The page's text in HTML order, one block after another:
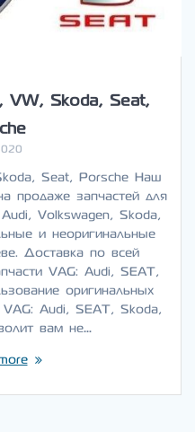
VW, Skoda, Seat,
Seat, Porsche Наш
продаже запчастей для
Volkswagen, Skoda,
и неоригинальные
Доставка по всей
VAG: Audi, SEAT,
оригинальных
Audi, SEAT, Skoda,
вам не…